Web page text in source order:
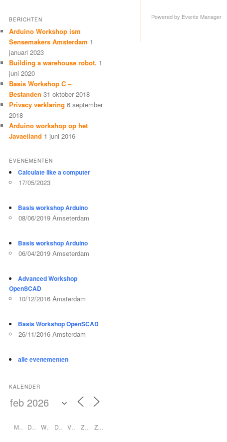
Powered by Events Manager
BERICHTEN
Arduino Workshop ism
Sensemakers Amsterdam 1
januari 2023
Building a warehouse robot. 1
juni 2020
Basis Workshop C –
Bestanden 31 oktober 2018
Privacy verklaring 6 september
2018
Arduino workshop op het
Javaeiland 1 juni 2016
EVENEMENTEN
Calculate like a computer
17/05/2023
Basis workshop Arduino
08/06/2019 Amseterdam
Basis workshop Arduino
06/04/2019 Amseterdam
Advanced Workshop
OpenSCAD
10/12/2016 Amsterdam
Basis Workshop OpenSCAD
26/11/2016 Amsterdam
alle evenementen
KALENDER
W